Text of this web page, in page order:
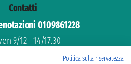
Contatti
0109861228
9/12 - 14/17.30
Politica sulla riservatezza